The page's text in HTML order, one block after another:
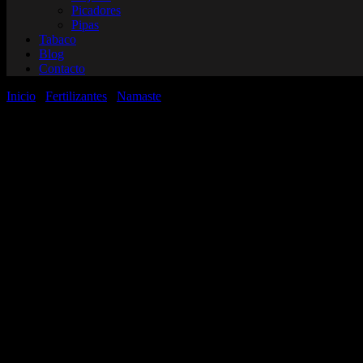
Picadores
Pipas
Tabaco
Blog
Contacto
Inicio
Fertilizantes Namaste